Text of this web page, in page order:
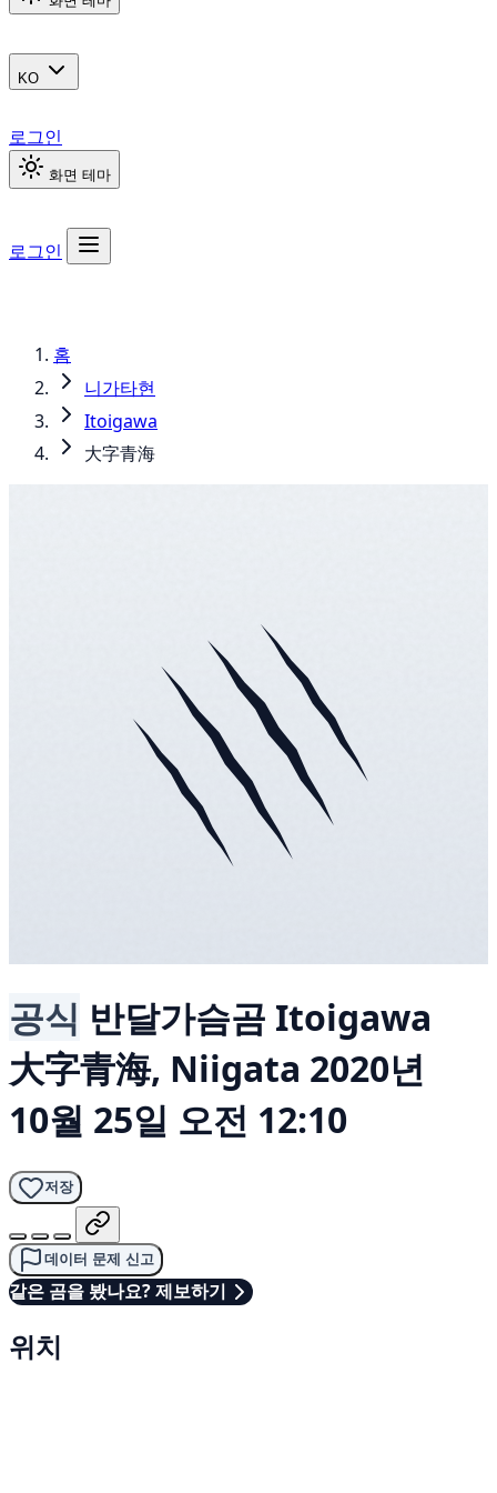
KO
로그인
화면 테마
로그인
홈
니가타현
Itoigawa
大字青海
공식 반달가슴곰 Itoigawa
大字青海, Niigata 2020년
10월 25일 오전 12:10
저장
데이터 문제 신고
같은 곰을 봤나요? 제보하기
위치